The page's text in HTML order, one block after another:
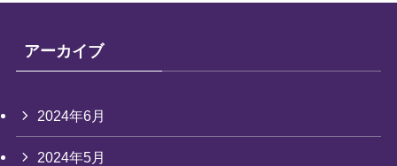
アーカイブ
2024年6月
2024年5月